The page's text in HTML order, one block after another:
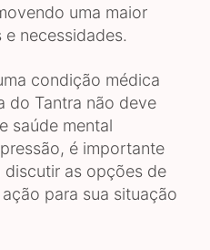
uma maior
necessidades.
condição médica
do Tantra não deve
saúde mental
é importante
discutir as opções de
para sua situação